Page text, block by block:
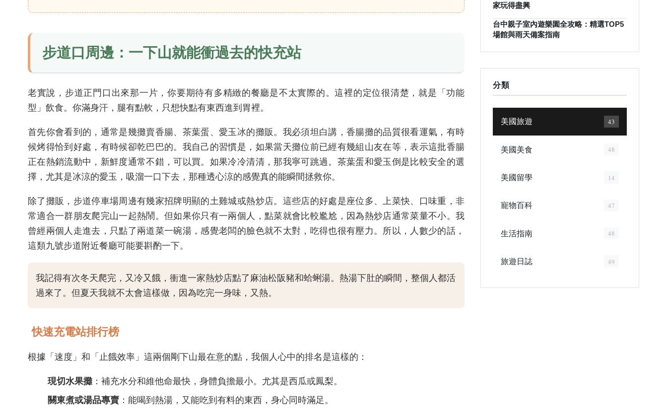
步道口周邊：一下山就能衝過去的快充站
老實說，步道正門口出來那一片，你要期待有多精緻的餐廳是不太實際的。這裡的定位很清楚，就是「功能
型」飲食。你滿身汗，腿有點軟，只想快點有東西進到胃裡。
首先你會看到的，通常是幾攤賣香腸、茶葉蛋、愛玉冰的攤販。我必須坦白講，香腸攤的品質很看運氣，有時
候烤得恰到好處，有時候卻乾巴巴的。我自己的習慣是，如果當天攤位前已經有幾組山友在等，表示這批香腸
正在熱銷流動中，新鮮度通常不錯，可以買。如果冷冷清清，那我寧可跳過。茶葉蛋和愛玉倒是比較安全的選
擇，尤其是冰涼的愛玉，吸溜一口下去，那種透心涼的感覺真的能瞬間拯救你。
除了攤販，步道停車場周邊有幾家招牌明顯的土雞城或熱炒店。這些店的好處是座位多、上菜快、口味重，非
常適合一群朋友爬完山一起熱鬧。但如果你只有一兩個人，點菜就會比較尷尬，因為熱炒店通常菜量不小。我
曾經兩個人走進去，只點了兩道菜一碗湯，感覺老闆的臉色就不太對，吃得也很有壓力。所以，人數少的話，
這類九號步道附近餐廳可能要斟酌一下。
我記得有次冬天爬完，又冷又餓，衝進一家熱炒店點了麻油松阪豬和蛤蜊湯。熱湯下肚的瞬間，整個人都活
過來了。但夏天我就不太會這樣做，因為吃完一身味，又熱。
快速充電站排行榜
根據「速度」和「止餓效率」這兩個剛下山最在意的點，我個人心中的排名是這樣的：
現切水果攤 ：補充水分和維他命最快，身體負擔最小。尤其是西瓜或鳳梨。
關東煮或湯品專賣 ：能喝到熱湯，又能吃到有料的東西，身心同時滿足。
家玩得盡興
台中親子室內遊樂園全攻略：精選TOP5
場館與雨天備案指南
分類
美國旅遊 43
美國美食 48
美國留學 14
寵物百科 47
生活指南 48
旅遊日誌 49